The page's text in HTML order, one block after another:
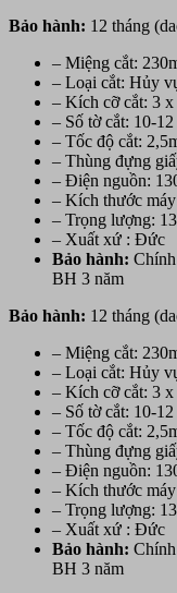
Bảo hành: 12 tháng
– Miệng cắt:
– Loại cắt: Hủy
– Kích cỡ cắt: 3 x
– Số tờ cắt: 10-
– Tốc độ cắt:
– Thùng đựng
– Điện nguồn:
– Kích thước
– Trọng lượng:
– Xuất xứ : Đức
Bảo hành:
BH 3 năm
Bảo hành: 12 tháng
– Miệng cắt:
– Loại cắt: Hủy
– Kích cỡ cắt: 3 x
– Số tờ cắt: 10-
– Tốc độ cắt:
– Thùng đựng
– Điện nguồn:
– Kích thước
– Trọng lượng:
– Xuất xứ : Đức
Bảo hành:
BH 3 năm